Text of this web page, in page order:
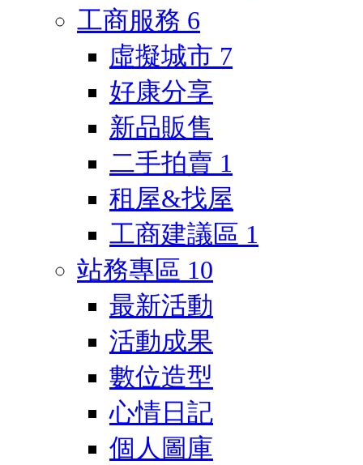
工商服務 6
虛擬城市 7
好康分享
新品販售
二手拍賣 1
租屋&找屋
工商建議區 1
站務專區 10
最新活動
活動成果
數位造型
心情日記
個人圖庫